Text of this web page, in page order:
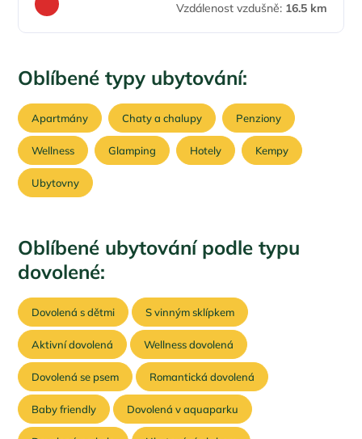
Vzdálenost vzdušně: 16.5 km
Oblíbené typy ubytování:
Apartmány Chaty a chalupy Penziony
Wellness Glamping Hotely Kempy
Ubytovny
Oblíbené ubytování podle typu
dovolené:
Dovolená s dětmi S vinným sklípkem
Aktivní dovolená Wellness dovolená
Dovolená se psem Romantická dovolená
Baby friendly Dovolená v aquaparku